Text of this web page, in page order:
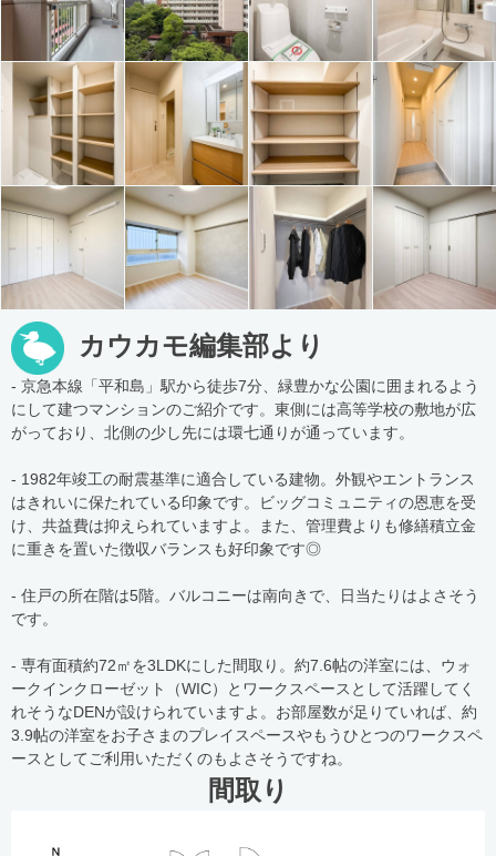
カウカモ編集部より
- 京急本線「平和島」駅から徒歩7分、緑豊かな公園に囲まれるよう
にして建つマンションのご紹介です。東側には高等学校の敷地が広
がっており、北側の少し先には環七通りが通っています。
- 1982年竣工の耐震基準に適合している建物。外観やエントランス
はきれいに保たれている印象です。ビッグコミュニティの恩恵を受
け、共益費は抑えられていますよ。また、管理費よりも修繕積立金
に重きを置いた徴収バランスも好印象です◎
- 住戸の所在階は5階。バルコニーは南向きで、日当たりはよさそう
です。
- 専有面積約72㎡を3LDKにした間取り。約7.6帖の洋室には、ウォ
ークインクローゼット（WIC）とワークスペースとして活躍してく
れそうなDENが設けられていますよ。お部屋数が足りていれば、約
3.9帖の洋室をお子さまのプレイスペースやもうひとつのワークスペ
ースとしてご利用いただくのもよさそうですね。
間取り